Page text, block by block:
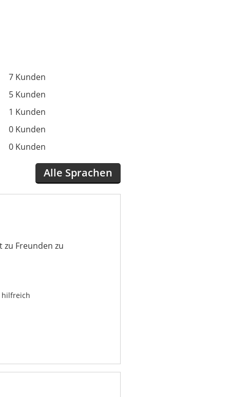
7 Kunden
5 Kunden
1 Kunden
0 Kunden
0 Kunden
Alle Sprachen
zu Freunden zu
hilfreich